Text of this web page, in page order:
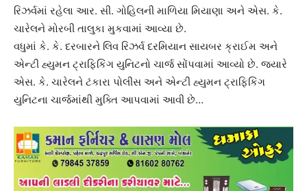
રિઝર્વમાં રહેલા આર. સી. ગોહિલની માળિયા મિયાણા અને એસ. કે.
ચારેલને મોરબી તાલુકા મુકવામાં આવ્યા છે.
વધુમાં કે. કે. દરબારને લિવ રિઝર્વ દરમિયાન સાયબર ક્રાઈમ અને
એન્ટી હ્યુમન ટ્રાફિકિંગ યુનિટનો ચાર્જ સોંપવામાં આવ્યો છે. જ્યારે
એસ. કે. ચારેલને ટંકારા પોલીસ અને એન્ટી હ્યુમન ટ્રાફિકિંગ
યુનિટના ચાર્જમાંથી મુક્તિ આપવામાં આવી છે…